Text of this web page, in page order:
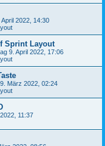
2022, 14:30
Sprint Layout
9. April 2022, 17:06
März 2022, 02:24
11:37